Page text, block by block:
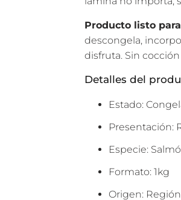
Producto listo
descongela,
disfruta. Sin
Detalles del
Estado:
Presentación:
Especie:
Formato: 1kg
Origen: